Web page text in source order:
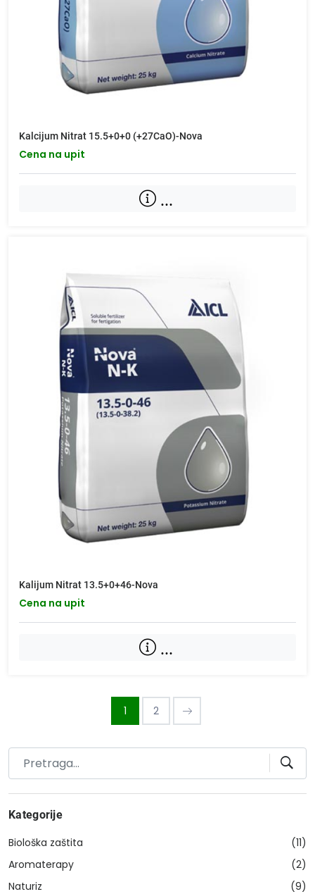
Kalcijum Nitrat 15.5+0+0 (+27CaO)-Nova
Cena na upit
...
Kalijum Nitrat 13.5+0+46-Nova
Cena na upit
...
1 2
Kategorije
Biološka zaštita
(11)
Aromaterapy
(2)
Naturiz
(9)